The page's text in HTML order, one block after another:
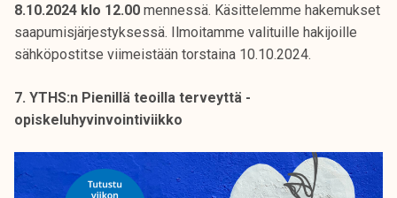
8.10.2024 klo 12.00 mennessä. Käsittelemme hakemukset
saapumisjärjestyksessä. Ilmoitamme valituille hakijoille
sähköpostitse viimeistään torstaina 10.10.2024.
7. YTHS:n Pienillä teoilla terveyttä -
opiskeluhyvinvointiviikko